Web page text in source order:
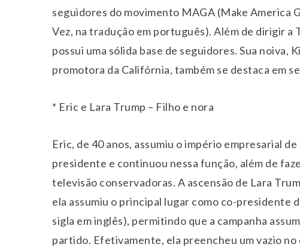
seguidores do movimento MAGA (Make America
Vez, na tradução em português). Além de dirigir a
possui uma sólida base de seguidores. Sua
promotora da Califórnia, também se destaca em
* Eric e Lara Trump – Filho e nora
Eric, de 40 anos, assumiu o império empresarial
presidente e continuou nessa função, além de
televisão conservadoras. A ascensão de Lara
ela assumiu o principal lugar como co-presidente
sigla em inglês), permitindo que a campanha
partido. Efetivamente, ela preencheu um vazio